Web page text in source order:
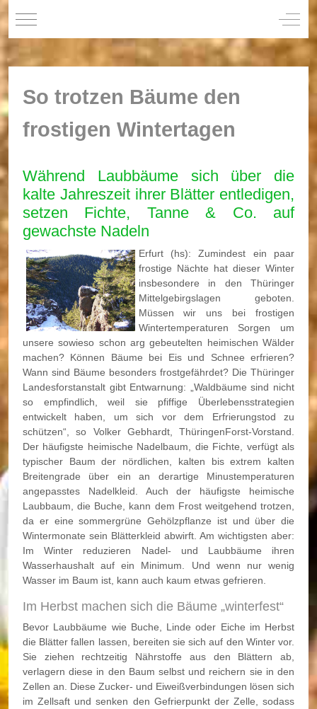
Mobile Menu Toggle Off-
So trotzen Bäume den
frostigen Wintertagen
Während Laubbäume sich über die
kalte Jahreszeit ihrer Blätter entledigen,
setzen Fichte, Tanne & Co. auf
gewachste Nadeln
Erfurt (hs): Zumindest ein paar
frostige Nächte hat dieser Winter
insbesondere in den Thüringer
Mittelgebirgslagen geboten.
Müssen wir uns bei frostigen
Wintertemperaturen Sorgen um
unsere sowieso schon arg gebeutelten heimischen Wälder
machen? Können Bäume bei Eis und Schnee erfrieren?
Wann sind Bäume besonders frostgefährdet? Die Thüringer
Landesforstanstalt gibt Entwarnung: „Waldbäume sind nicht
so empfindlich, weil sie pfiffige Überlebensstrategien
entwickelt haben, um sich vor dem Erfrierungstod zu
schützen“, so Volker Gebhardt, ThüringenForst-Vorstand.
Der häufigste heimische Nadelbaum, die Fichte, verfügt als
typischer Baum der nördlichen, kalten bis extrem kalten
Breitengrade über ein an derartige Minustemperaturen
angepasstes Nadelkleid. Auch der häufigste heimische
Laubbaum, die Buche, kann dem Frost weitgehend trotzen,
da er eine sommergrüne Gehölzpflanze ist und über die
Wintermonate sein Blätterkleid abwirft. Am wichtigsten aber:
Im Winter reduzieren Nadel- und Laubbäume ihren
Wasserhaushalt auf ein Minimum. Und wenn nur wenig
Wasser im Baum ist, kann auch kaum etwas gefrieren.
Im Herbst machen sich die Bäume „winterfest“
Bevor Laubbäume wie Buche, Linde oder Eiche im Herbst
die Blätter fallen lassen, bereiten sie sich auf den Winter vor.
Sie ziehen rechtzeitig Nährstoffe aus den Blättern ab,
verlagern diese in den Baum selbst und reichern sie in den
Zellen an. Diese Zucker- und Eiweißverbindungen lösen sich
im Zellsaft und senken den Gefrierpunkt der Zelle, sodass